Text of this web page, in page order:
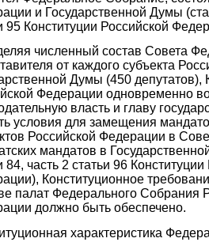
и Государственной Думы
95 Конституции Российской
численный состав Совета
от каждого субъекта
Думы (450 депутатов),
Федерации одновременно
власть и главу
условия для замещения
Российской Федерации в
мандатов в
84, часть 2 статьи 96
Конституционное
палат Федерального Собрания
должно быть обеспечено.
характеристика